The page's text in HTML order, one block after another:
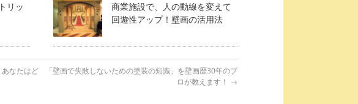
リッ
商業施設で、人の動線を変えて
回遊性アップ！壁画の活用法
あなたはど
「壁画で失敗しないための塗装の知識」を壁画歴30年のプ
ロが教えます！ →